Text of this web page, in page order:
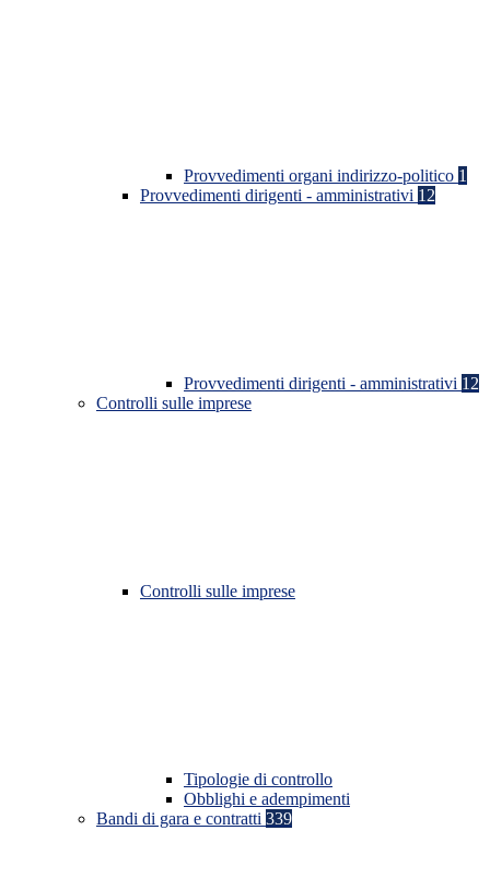
Provvedimenti organi indirizzo-politico 1
Provvedimenti dirigenti - amministrativi 12
Provvedimenti dirigenti - amministrativi 12
Controlli sulle imprese
Controlli sulle imprese
Tipologie di controllo
Obblighi e adempimenti
Bandi di gara e contratti 339